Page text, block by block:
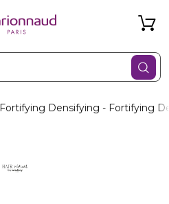
Fortifying Densifying - Fortifying